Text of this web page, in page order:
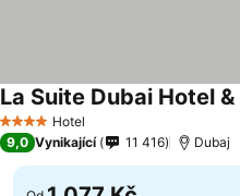
4 Počet hvězdiček
Hotel
La Suite Dubai Hotel
9,0 Vynikající 11 416 Dubaj